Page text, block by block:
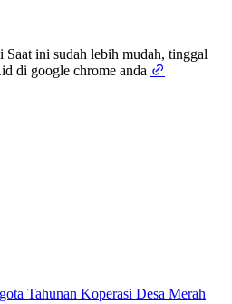
Saat ini sudah lebih mudah, tinggal
di google chrome anda
Tahunan Koperasi Desa Merah